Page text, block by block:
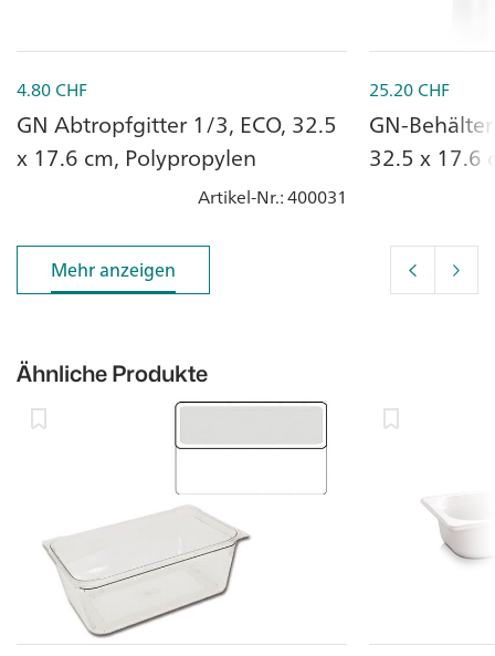
4.80CHF
GN Abtropfgitter 1/3, ECO, 32.5
x 17.6 cm, Polypropylen
Artikel-Nr.: 400031
25.20CHF
GN-
32.5 x 17.6
Mehr anzeigen
Mehr anzeigen
Ähnliche Produkte